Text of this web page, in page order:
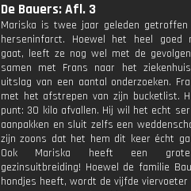
De Bauers: Afl. 3
Mariska is twee jaar geleden
herseninfarct. Hoewel het heel goed
gaat, leeft ze nog wel met de
samen met Frans naar het
uitslag van een aantal onderzoeken.
met het afstrepen van zijn bucketlist.
punt: 30 kilo afvallen. Hij wil het echt
aanpakken en sluit zelfs een
zijn zoons dat het hem dit keer écht
Ook Mariska heeft een
gezinsuitbreiding! Hoewel de familie
hondjes heeft, wordt de vijfde viervoeter